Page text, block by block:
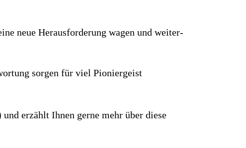
neue Heraus­forderung wagen und weiter­
sorgen für viel Pionier­geist
erzählt Ihnen gerne mehr über diese